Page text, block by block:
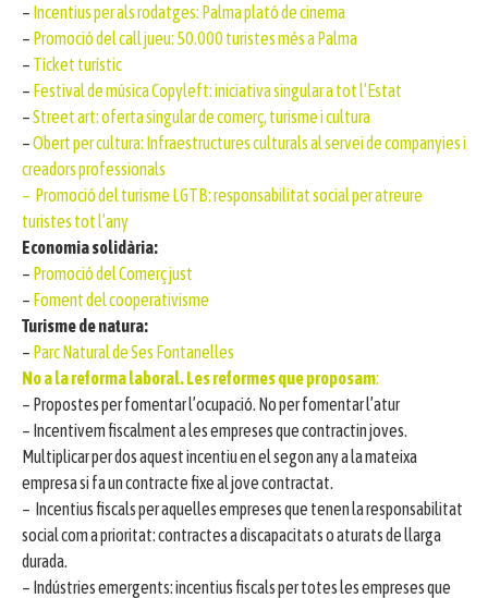
– Incentius per als rodatges: Palma plató de cinema
– Promoció del call jueu: 50.000 turistes més a Palma
– Tícket turístic
– Festival de música Copyleft: iniciativa singular a tot l’Estat
–Street art: oferta singular de comerç, turisme i cultura
–Obert per cultura: Infraestructures culturals al servei de companyies i
creadors professionals
– Promoció del turisme LGTB: responsabilitat social per atreure
turistes tot l’any
Economia solidària:
– Promoció del Comerç just
– Foment del cooperativisme
Turisme de natura:
– Parc Natural de Ses Fontanelles
No a la reforma laboral. Les reformes que proposam:
– Propostes per fomentar l’ocupació. No per fomentar l’atur
– Incentivem fiscalment a les empreses que contractin joves.
Multiplicar per dos aquest incentiu en el segon any a la mateixa
empresa si fa un contracte fixe al jove contractat.
– Incentius fiscals per aquelles empreses que tenen la responsabilitat
social com a prioritat: contractes a discapacitats o aturats de llarga
durada.
– Indústries emergents: incentius fiscals per totes les empreses que